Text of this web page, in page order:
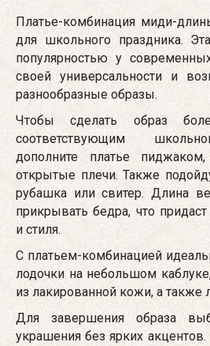
Платье-комбинация миди-
для школьного праздника.
популярностью у
своей универсальности и
разнообразные образы.
Чтобы сделать образ
соответствующим
дополните платье
открытые плечи. Также
рубашка или свитер. Длина
прикрывать бедра, что придаст
и стиля.
С платьем-комбинацией
лодочки на небольшом
из лакированной кожи, а также
Для завершения образа
украшения без ярких